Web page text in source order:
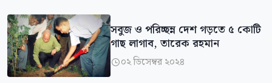
সবুজ ও পরিচ্ছন্ন দেশ গড়তে ৫ কোটি
গাছ লাগাব, তারেক রহমান
০২ ডিসেম্বর ২০২৪